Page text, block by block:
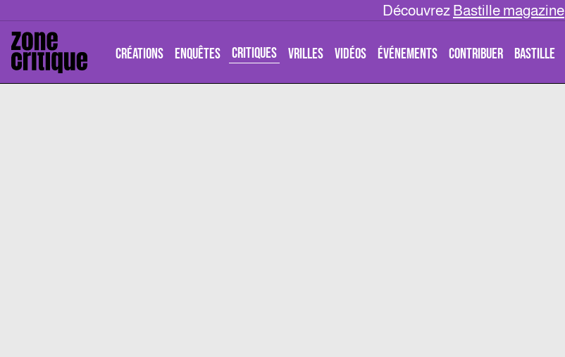
Découvrez Bastille magazine
CRÉATIONS ENQUÊTES CRITIQUES VRILLES VIDÉOS ÉVÉNEMENTS CONTRIBUER BASTILLE